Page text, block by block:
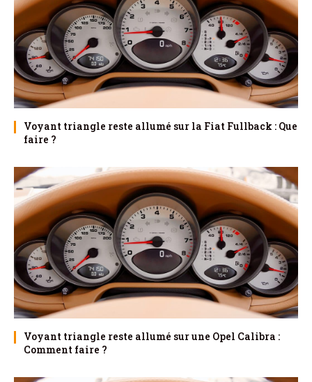
Voyant triangle reste allumé sur la Fiat Fullback : Que
faire ?
Voyant triangle reste allumé sur une Opel Calibra :
Comment faire ?